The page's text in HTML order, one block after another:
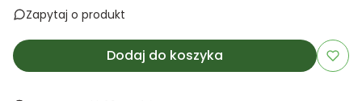
Zapytaj o produkt
Dodaj do koszyka